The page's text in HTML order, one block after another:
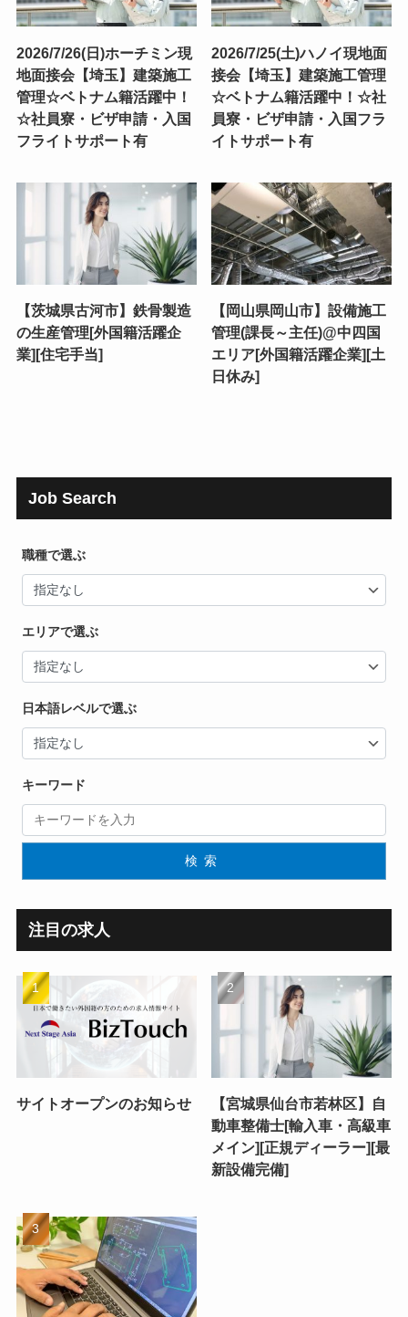
2026/7/26(日)ホーチミン現
地面接会【埼玉】建築施工
管理☆ベトナム籍活躍中！
☆社員寮・ビザ申請・入国
フライトサポート有
2026/7/25(土)ハノイ現地面
接会【埼玉】建築施工管理
☆ベトナム籍活躍中！☆社
員寮・ビザ申請・入国フラ
イトサポート有
【茨城県古河市】鉄骨製造
の生産管理[外国籍活躍企
業][住宅手当]
【岡山県岡山市】設備施工
管理(課長～主任)@中四国
エリア[外国籍活躍企業][土
日休み]
Job Search
職種で選ぶ
エリアで選ぶ
日本語レベルで選ぶ
キーワード
検索
注目の求人
サイトオープンのお知らせ
【宮城県仙台市若林区】自
動車整備士[輸入車・高級車
メイン][正規ディーラー][最
新設備完備]